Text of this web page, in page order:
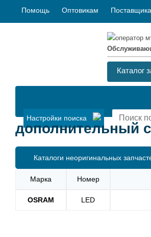
Помощь Оптовикам
Каталог
Настройки поиска
дополнительный
Каталоги неоригинальных
Марка Номер
OSRAM LED